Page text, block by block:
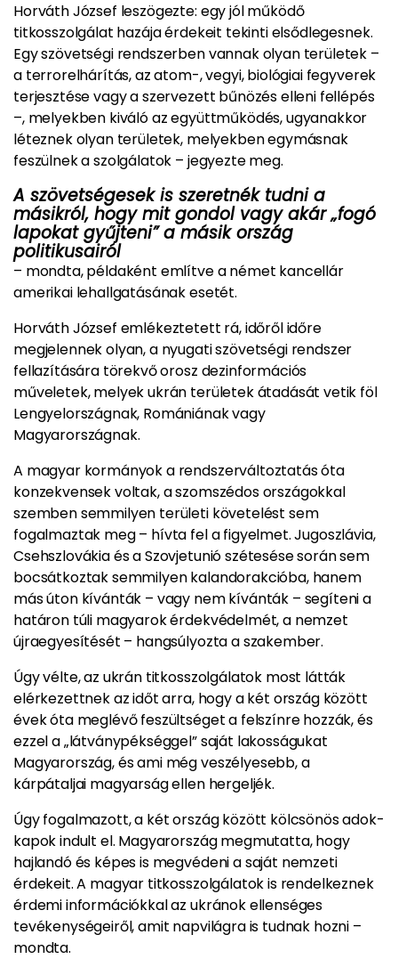
Horváth József leszögezte: egy jól működő
titkosszolgálat hazája érdekeit tekinti elsődlegesnek.
Egy szövetségi rendszerben vannak olyan területek –
a terrorelhárítás, az atom-, vegyi, biológiai fegyverek
terjesztése vagy a szervezett bűnözés elleni fellépés
–, melyekben kiváló az együttműködés, ugyanakkor
léteznek olyan területek, melyekben egymásnak
feszülnek a szolgálatok – jegyezte meg.
A szövetségesek is szeretnék tudni a
másikról, hogy mit gondol vagy akár „fogó
lapokat gyűjteni” a másik ország
politikusairól
– mondta, példaként említve a német kancellár
amerikai lehallgatásának esetét.
Horváth József emlékeztetett rá, időről időre
megjelennek olyan, a nyugati szövetségi rendszer
fellazítására törekvő orosz dezinformációs
műveletek, melyek ukrán területek átadását vetik föl
Lengyelországnak, Romániának vagy
Magyarországnak.
A magyar kormányok a rendszerváltoztatás óta
konzekvensek voltak, a szomszédos országokkal
szemben semmilyen területi követelést sem
fogalmaztak meg – hívta fel a figyelmet. Jugoszlávia,
Csehszlovákia és a Szovjetunió szétesése során sem
bocsátkoztak semmilyen kalandorakcióba, hanem
más úton kívánták – vagy nem kívánták – segíteni a
határon túli magyarok érdekvédelmét, a nemzet
újraegyesítését – hangsúlyozta a szakember.
Úgy vélte, az ukrán titkosszolgálatok most látták
elérkezettnek az időt arra, hogy a két ország között
évek óta meglévő feszültséget a felszínre hozzák, és
ezzel a „látványpékséggel” saját lakosságukat
Magyarország, és ami még veszélyesebb, a
kárpátaljai magyarság ellen hergeljék.
Úgy fogalmazott, a két ország között kölcsönös adok-
kapok indult el. Magyarország megmutatta, hogy
hajlandó és képes is megvédeni a saját nemzeti
érdekeit. A magyar titkosszolgálatok is rendelkeznek
érdemi információkkal az ukránok ellenséges
tevékenységeiről, amit napvilágra is tudnak hozni –
mondta.